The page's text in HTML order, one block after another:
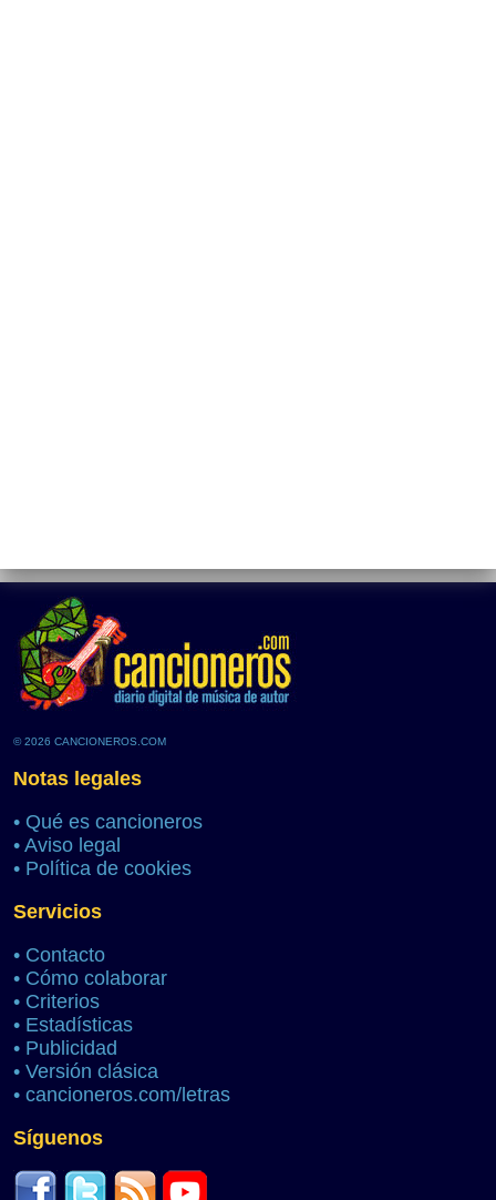
© 2026 CANCIONEROS.COM
Notas legales
• Qué es cancioneros
• Aviso legal
• Política de cookies
Servicios
• Contacto
• Cómo colaborar
• Criterios
• Estadísticas
• Publicidad
• Versión clásica
• cancioneros.com/letras
Síguenos